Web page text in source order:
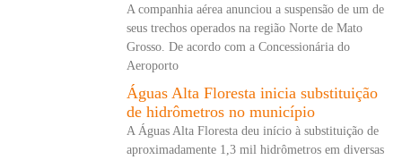
A companhia aérea anunciou a suspensão de um de
seus trechos operados na região Norte de Mato
Grosso. De acordo com a Concessionária do
Aeroporto
Águas Alta Floresta inicia substituição
de hidrômetros no município
A Águas Alta Floresta deu início à substituição de
aproximadamente 1,3 mil hidrômetros em diversas